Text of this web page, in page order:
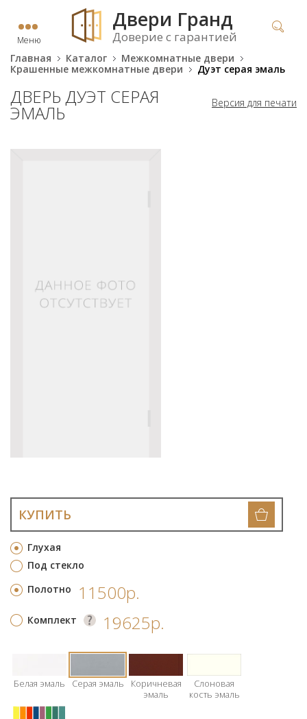
Меню
Двери Гранд
Доверие с гарантией
Главная Каталог
Межкомнатные двери
Крашенные межкомнатные двери
Дуэт серая эмаль
Версия для печати
ДВЕРЬ ДУЭТ СЕРАЯ
ЭМАЛЬ
Глухая
Под стекло
КУПИТЬ
Полотно 11500р.
Комплект 19625р.
Белая эмаль Серая эмаль
Коричневая
эмаль
Слоновая
кость эмаль